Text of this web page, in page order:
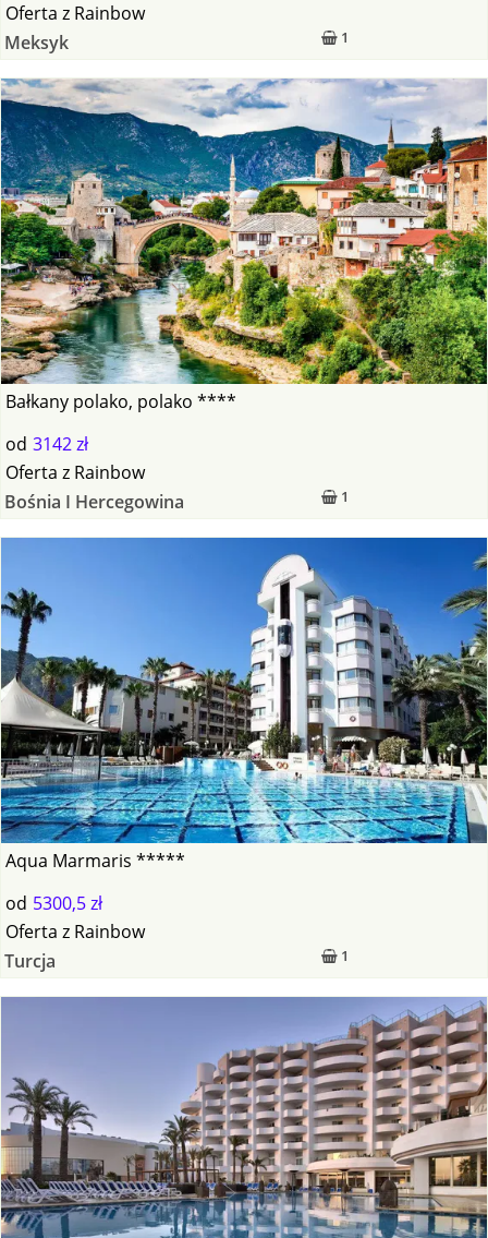
1
Oferta z Rainbow
Meksyk
Bałkany polako, polako ****
od 3142 zł
1
Oferta z Rainbow
Bośnia I Hercegowina
Aqua Marmaris *****
od 5300,5 zł
1
Oferta z Rainbow
Turcja